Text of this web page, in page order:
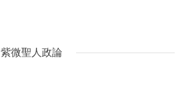
紫微聖人政論